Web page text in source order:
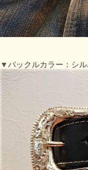
▼バックルカラー：シル